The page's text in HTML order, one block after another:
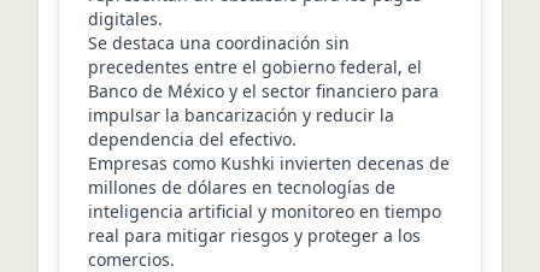
digitales.
Se destaca una coordinación sin
precedentes entre el gobierno federal, el
Banco de México y el sector financiero para
impulsar la bancarización y reducir la
dependencia del efectivo.
Empresas como Kushki invierten decenas de
millones de dólares en tecnologías de
inteligencia artificial y monitoreo en tiempo
real para mitigar riesgos y proteger a los
comercios.